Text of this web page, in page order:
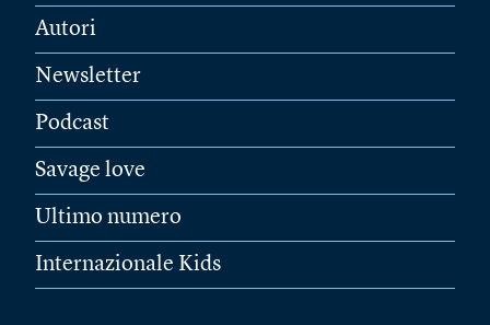
Autori
Newsletter
Podcast
Savage love
Ultimo numero
Internazionale Kids